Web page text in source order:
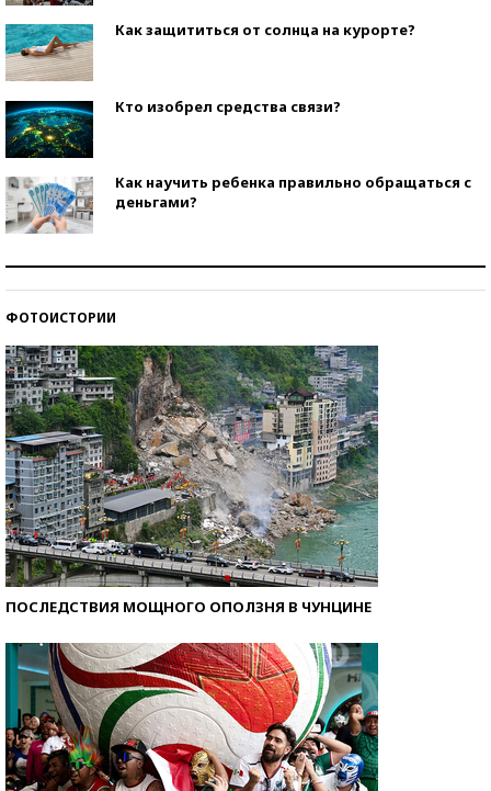
Как защититься от солнца на курорте?
Кто изобрел средства связи?
Как научить ребенка правильно обращаться с
деньгами?
ФОТОИСТОРИИ
ПОСЛЕДСТВИЯ МОЩНОГО ОПОЛЗНЯ В ЧУНЦИНЕ